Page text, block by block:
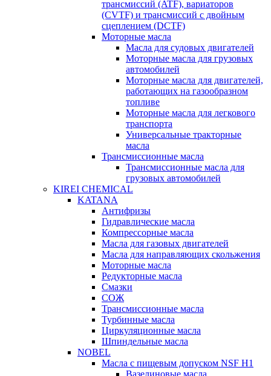
трансмиссий (ATF), вариаторов
(CVTF) и трансмиссий с двойным
сцеплением (DCTF)
Моторные масла
Масла для судовых двигателей
Моторные масла для грузовых
автомобилей
Моторные масла для двигателей,
работающих на газообразном
топливе
Моторные масла для легкового
транспорта
Универсальные тракторные
масла
Трансмиссионные масла
Трансмиссионные масла для
грузовых автомобилей
KIREI CHEMICAL
KATANA
Антифризы
Гидравлические масла
Компрессорные масла
Масла для газовых двигателей
Масла для направляющих скольжения
Моторные масла
Редукторные масла
Смазки
СОЖ
Трансмиссионные масла
Турбинные масла
Циркуляционные масла
Шпиндельные масла
NOBEL
Масла с пищевым допуском NSF H1
Вазелиновые масла